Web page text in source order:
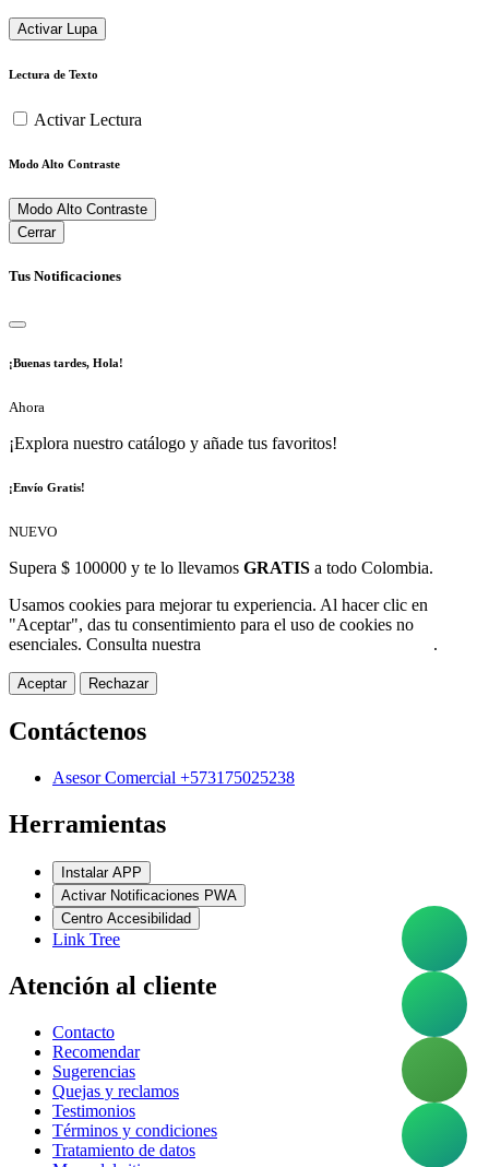
Activar Lupa
Lectura de Texto
Activar Lectura
Modo Alto Contraste
Modo Alto Contraste
Cerrar
Tus Notificaciones
¡Buenas tardes, Hola!
Ahora
¡Explora nuestro catálogo y añade tus favoritos!
¡Envío Gratis!
NUEVO
Supera $ 100000 y te lo llevamos GRATIS a todo Colombia.
Usamos cookies para mejorar tu experiencia. Al hacer clic en
"Aceptar", das tu consentimiento para el uso de cookies no
esenciales. Consulta nuestra
.
Aceptar Rechazar
Contáctenos
Asesor Comercial +573175025238
Herramientas
Instalar APP
Activar Notificaciones PWA
Centro Accesibilidad
Link Tree
Atención al cliente
Contacto
Recomendar
Sugerencias
Quejas y reclamos
Testimonios
Términos y condiciones
Tratamiento de datos